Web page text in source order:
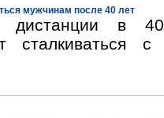
мужчинам после 40 лет
дистанции в
сталкиваться